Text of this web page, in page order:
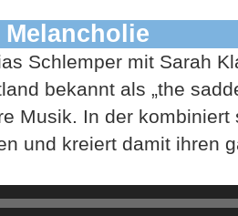
Schlemper mit Sarah
bekannt als „the
Musik. In der
und kreiert damit ihren